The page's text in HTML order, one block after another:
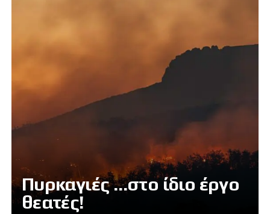
Πυρκαγιές …στο ίδιο έργο
θεατές!